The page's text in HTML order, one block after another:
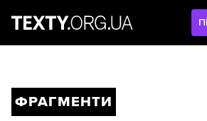
ФРАГМЕНТИ